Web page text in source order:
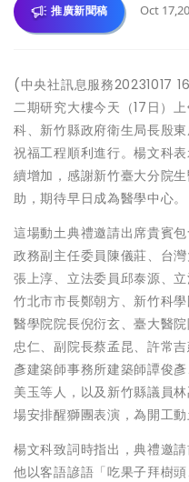
推廣新聞稿 Oct
(中央社訊息服務20231017
二期研究大樓今天（17日）
科、新竹縣政府衛生局長殷
祝福工程順利進行。楊文科
續增加，感謝新竹臺大分院
助，期待早日成為醫學中心。
這場動土典禮邀請出席貴賓
政務副主任委員陳儀莊、台
張上淳、立法委員邱泰源、
竹北市市長鄭朝方、新竹科
醫學院院長倪衍玄、臺大醫
忠仁、副院長蔡孟昆、許常
彥建築師事務所建築師譚俊
美玉等人，以及新竹縣議員
場安排醒獅團表演，為開工動
楊文科致詞時指出，典禮邀
他以客語諺語「吃果子拜樹